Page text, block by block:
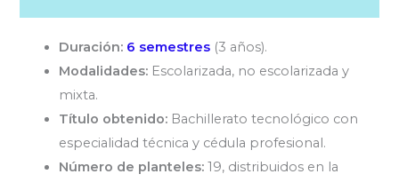
Duración: 6 semestres (3 años).
Modalidades: Escolarizada, no escolarizada y
mixta.
Título obtenido: Bachillerato tecnológico con
especialidad técnica y cédula profesional.
Número de planteles: 19, distribuidos en la